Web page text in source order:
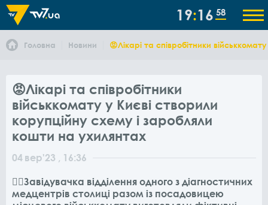
19 16 58
Головна Новини 😡Лікарі та співробітники
😡Лікарі та співробітники
військкомату у Києві створили
корупційну схему і заробляли
кошти на ухилянтах
04 вер'23 , 16:36
✍🏻Завідувачка відділення одного з діагностичних
медцентрів столиці разом із посадовицею